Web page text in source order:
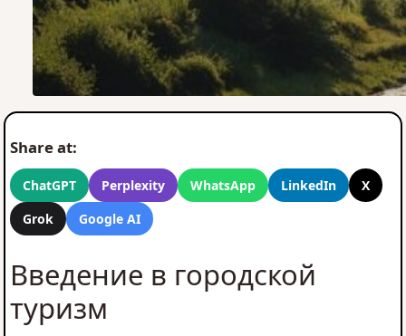
Share at:
ChatGPT Perplexity WhatsApp LinkedIn
X
Grok
Google AI
Введение в городской
туризм